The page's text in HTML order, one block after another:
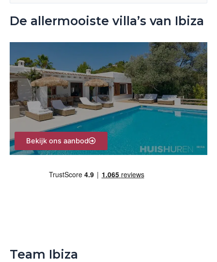
a
a
r
:
De allermooiste villa’s van Ibiza
Bekijk ons aanbod
Team Ibiza